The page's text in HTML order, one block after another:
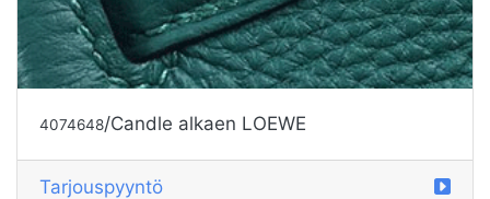
4074648/Candle alkaen LOEWE
Tarjouspyyntö